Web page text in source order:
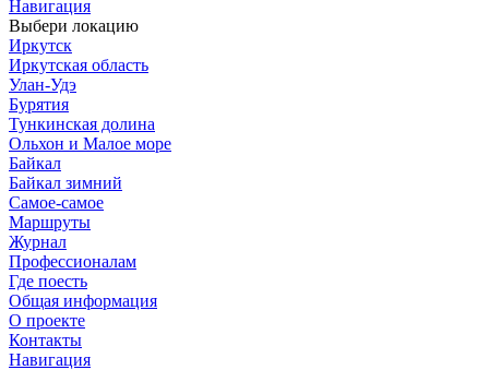
Навигация
Выбери локацию
Иркутск
Иркутская область
Улан-Удэ
Бурятия
Тункинская долина
Ольхон и Малое море
Байкал
Байкал зимний
Самое-самое
Маршруты
Журнал
Профессионалам
Где поесть
Общая информация
О проекте
Контакты
Навигация